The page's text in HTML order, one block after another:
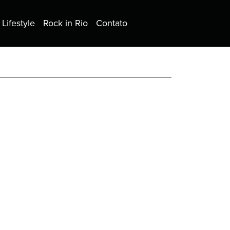
Lifestyle Rock in Rio Contato